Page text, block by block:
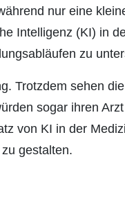
nur eine
Intelligenz (KI) in
zu
Trotzdem sehen
sogar ihren
von KI in der
gestalten.